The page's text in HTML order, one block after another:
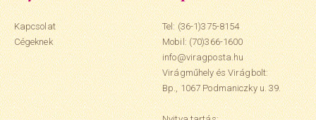
Kapcsolat
Cégeknek
Tel: (36-1)375-8154
Mobil:(70)366-1600
info@viragposta.hu
Virágműhely és Virágbolt:
Bp., 1067 Podmaniczky u. 39.